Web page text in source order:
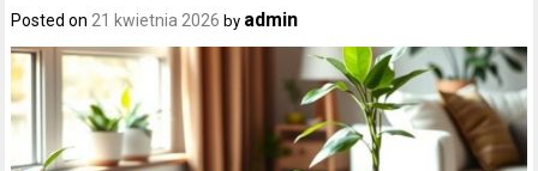
Posted on21 kwietnia 2026 by admin